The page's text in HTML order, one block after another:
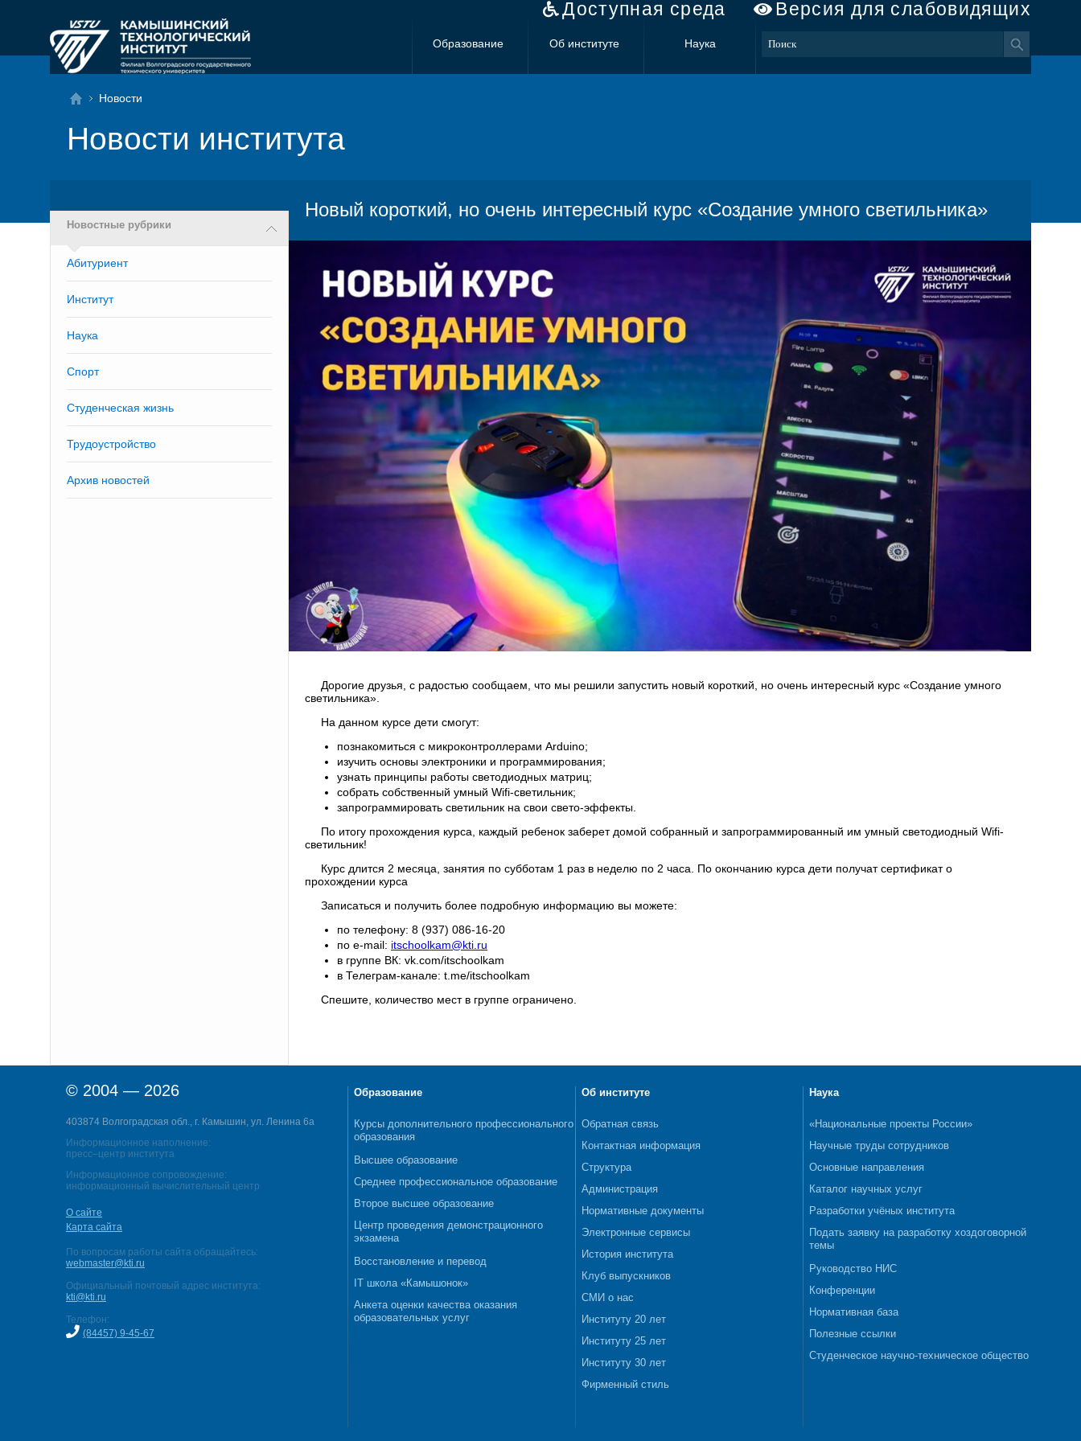
Доступная среда Версия для слабовидящих
Образование Об институте Наука
Новости
Новости института
Новостные рубрики
Абитуриент
Институт
Наука
Спорт
Студенческая жизнь
Трудоустройство
Архив новостей
Новый короткий, но очень интересный курс «Создание умного светильника»
Дорогие друзья, с радостью сообщаем, что мы решили запустить новый короткий, но очень интересный курс «Создание умного
светильника».
На данном курсе дети смогут:
познакомиться с микроконтроллерами Arduino;
изучить основы электроники и программирования;
узнать принципы работы светодиодных матриц;
собрать собственный умный Wifi-светильник;
запрограммировать светильник на свои свето-эффекты.
По итогу прохождения курса, каждый ребенок заберет домой собранный и запрограммированный им умный светодиодный Wifi-
светильник!
Курс длится 2 месяца, занятия по субботам 1 раз в неделю по 2 часа. По окончанию курса дети получат сертификат о
прохождении курса
Записаться и получить более подробную информацию вы можете:
по телефону: 8 (937) 086-16-20
по e-mail: itschoolkam@kti.ru
в группе ВК: vk.com/itschoolkam
в Телеграм-канале: t.me/itschoolkam
Спешите, количество мест в группе ограничено.
© 2004 — 2026
403874 Волгоградская обл., г. Камышин, ул. Ленина 6а
Информационное наполнение:
пресс–центр института
Информационное сопровождение:
информационный вычислительный центр
О сайте
Карта сайта
По вопросам работы сайта обращайтесь:
webmaster@kti.ru
Официальный почтовый адрес института:
kti@kti.ru
Телефон:
(84457) 9-45-67
Образование
Курсы дополнительного профессионального
образования
Высшее образование
Среднее профессиональное образование
Второе высшее образование
Центр проведения демонстрационного
экзамена
Восстановление и перевод
IT школа «Камышонок»
Анкета оценки качества оказания
образовательных услуг
Об институте
Обратная связь
Контактная информация
Структура
Администрация
Нормативные документы
Электронные сервисы
История института
Клуб выпускников
СМИ о нас
Институту 20 лет
Институту 25 лет
Институту 30 лет
Фирменный стиль
Наука
«Национальные проекты России»
Научные труды сотрудников
Основные направления
Каталог научных услуг
Разработки учёных института
Подать заявку на разработку хоздоговорной
темы
Руководство НИС
Конференции
Нормативная база
Полезные ссылки
Студенческое научно-техническое общество